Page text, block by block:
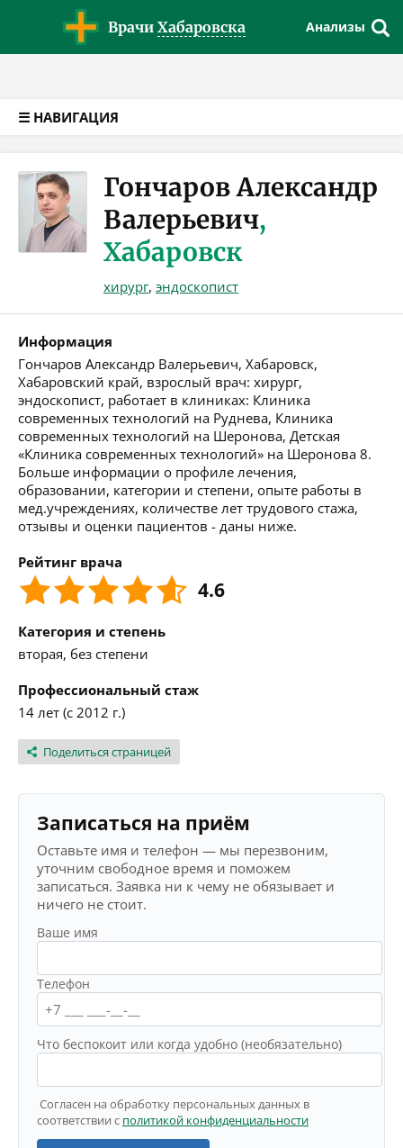
Врачи Хабаровска Анализы
☰ НАВИГАЦИЯ
Гончаров Александр
Валерьевич,
Хабаровск
хирург, эндоскопист
Информация
Гончаров Александр Валерьевич, Хабаровск,
Хабаровский край, взрослый врач: хирург,
эндоскопист, работает в клиниках: Клиника
современных технологий на Руднева, Клиника
современных технологий на Шеронова, Детская
«Клиника современных технологий» на Шеронова 8.
Больше информации о профиле лечения,
образовании, категории и степени, опыте работы в
мед.учреждениях, количестве лет трудового стажа,
отзывы и оценки пациентов - даны ниже.
Рейтинг врача
4.6
Категория и степень
вторая, без степени
Профессиональный стаж
14 лет (с 2012 г.)
Поделиться страницей
Записаться на приём
Оставьте имя и телефон — мы перезвоним,
уточним свободное время и поможем
записаться. Заявка ни к чему не обязывает и
ничего не стоит.
Ваше имя
Телефон
Что беспокоит или когда удобно (необязательно)
Согласен на обработку персональных данных в
соответствии с политикой конфиденциальности